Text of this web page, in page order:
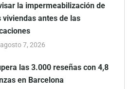
la impermeabilización de
viviendas antes de las
agosto 7, 2026
las 3.000 reseñas con 4,8
en Barcelona